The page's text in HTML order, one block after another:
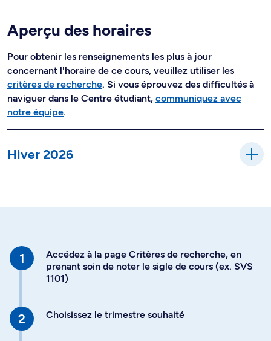
Aperçu des horaires
Pour obtenir les renseignements les plus à jour
concernant l'horaire de ce cours, veuillez utiliser les
critères de recherche. Si vous éprouvez des difficultés à
naviguer dans le Centre étudiant, communiquez avec
notre équipe.
Hiver 2026
Accédez à la page Critères de recherche, en
prenant soin de noter le sigle de cours (ex. SVS
1101)
Choisissez le trimestre souhaité